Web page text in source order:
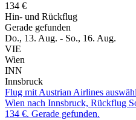
134 €
Hin- und Rückflug
Gerade gefunden
Do., 13. Aug. - So., 16. Aug.
VIE
Wien
INN
Innsbruck
Flug mit Austrian Airlines
Wien nach Innsbruck, Rückflug
134 €. Gerade gefunden.